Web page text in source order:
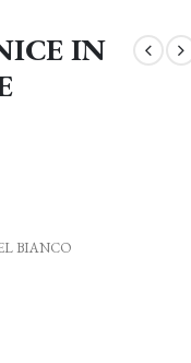
IN
BIANCO